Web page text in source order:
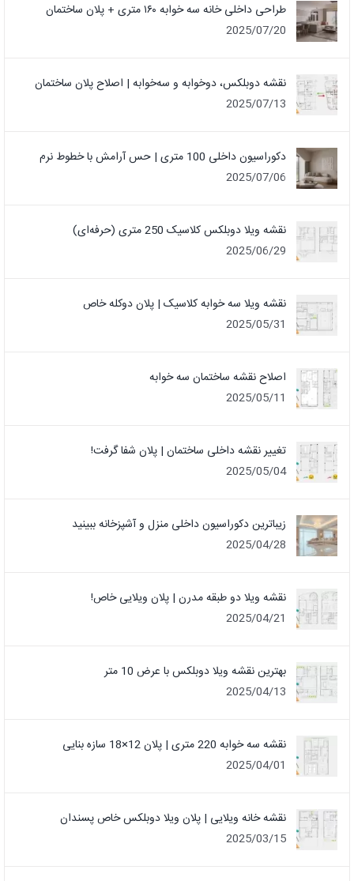
طراحی داخلی خانه سه خوابه ۱۶۰ متری + پلان ساختمان
2025/07/20
نقشه دوبلکس، دوخوابه و سه‌خوابه | اصلاح پلان ساختمان
2025/07/13
دکوراسیون داخلی 100 متری | حس آرامش با خطوط نرم
2025/07/06
نقشه ویلا دوبلکس کلاسیک 250 متری (حرفه‌ای)
2025/06/29
نقشه ویلا سه خوابه کلاسیک | پلان دوکله خاص
2025/05/31
اصلاح نقشه ساختمان سه خوابه
2025/05/11
تغییر نقشه داخلی ساختمان | پلان شفا گرفت!
2025/05/04
زیباترین دکوراسیون داخلی منزل و آشپزخانه ببینید
2025/04/28
نقشه ویلا دو طبقه مدرن | پلان ویلایی خاص!
2025/04/21
بهترین نقشه ویلا دوبلکس با عرض 10 متر
2025/04/13
نقشه سه خوابه 220 متری | پلان 12×18 سازه بنایی
2025/04/01
نقشه خانه ویلایی | پلان ویلا دوبلکس خاص پسندان
2025/03/15